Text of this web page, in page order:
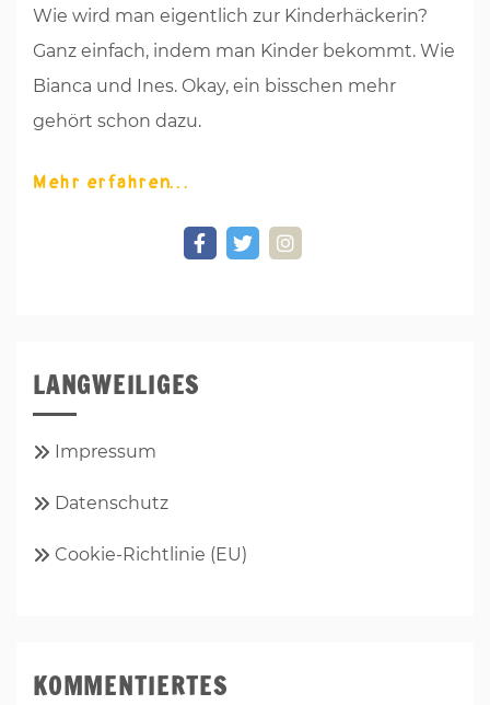
Wie wird man eigentlich zur Kinderhäckerin?
Ganz einfach, indem man Kinder bekommt. Wie
Bianca und Ines. Okay, ein bisschen mehr
gehört schon dazu.
Mehr erfahren
LANGWEILIGES
Impressum
Datenschutz
Cookie-Richtlinie (EU)
KOMMENTIERTES